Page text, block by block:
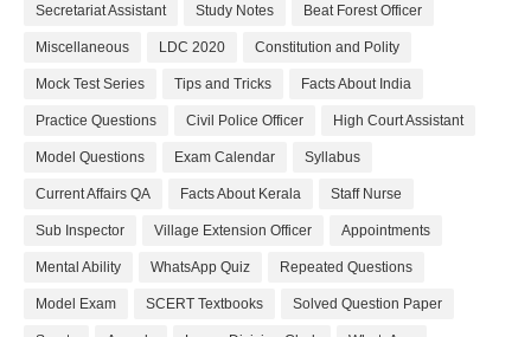
Secretariat Assistant Study Notes Beat Forest Officer
Miscellaneous LDC 2020 Constitution and Polity
Mock Test Series Tips and Tricks Facts About India
Practice Questions Civil Police Officer High Court Assistant
Model Questions Exam Calendar Syllabus
Current Affairs QA Facts About Kerala Staff Nurse
Sub Inspector Village Extension Officer Appointments
Mental Ability WhatsApp Quiz Repeated Questions
Model Exam SCERT Textbooks Solved Question Paper